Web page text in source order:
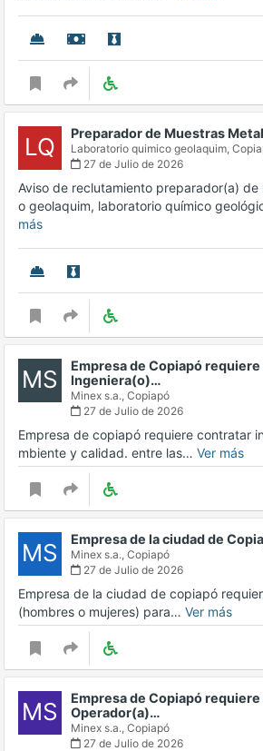
LQ Preparador de Muestras
Laboratorio quimico geolaquim,
27 de Julio de 2026
Aviso de reclutamiento preparador(a) de
o geolaquim, laboratorio químico
más
MS
Empresa de Copiapó
Ingeniera(o)…
Minex s.a., Copiapó
27 de Julio de 2026
Empresa de copiapó requiere contratar
mbiente y calidad. entre las… Ver más
MS Empresa de la ciudad de
Minex s.a., Copiapó
27 de Julio de 2026
Empresa de la ciudad de copiapó
(hombres o mujeres) para… Ver más
MS
Empresa de Copiapó
Operador(a)…
Minex s.a., Copiapó
27 de Julio de 2026